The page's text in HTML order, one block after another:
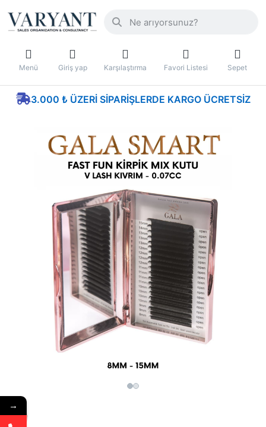
Menü Giriş yap Karşılaştırma Favori Listesi Sepet
3.000 ₺ ÜZERI SIPARIŞLERDE KARGO ÜCRETSIZ
→